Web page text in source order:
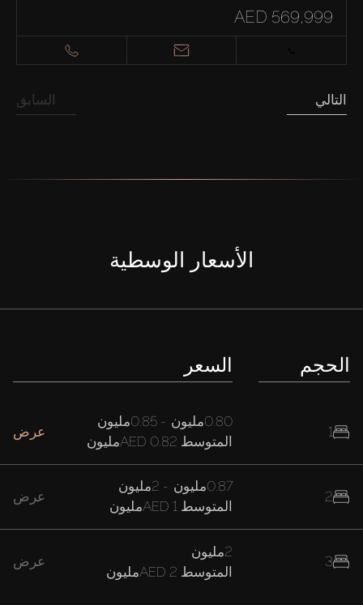
AED 569,999
السابق التالي
الأسعار الوسطية
الحجم
1
2
3
السعر
0.80مليون -
المتوسط
عرض
0.87مليون -
المتوسط
عرض
2مليون
المتوسط
عرض